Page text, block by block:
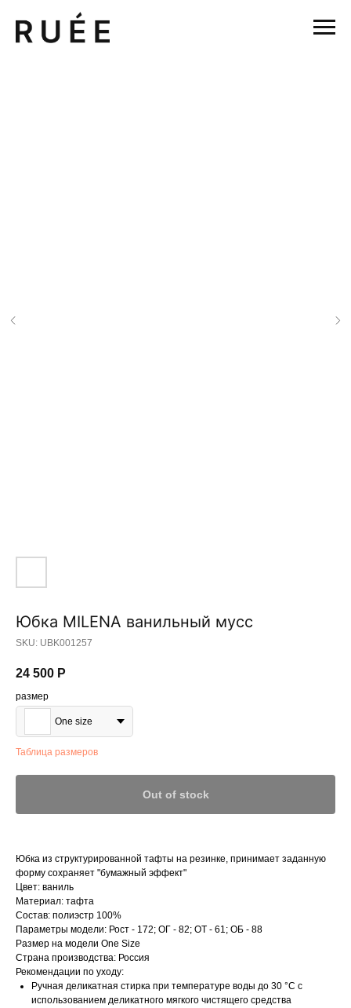
Юбка MILENA ванильный мусс
SKU: UBK001257
24 500 Р
размер
One size
Таблица размеров
Out of stock
Юбка из структурированной тафты на резинке, принимает заданную
форму сохраняет "бумажный эффект"
Цвет: ваниль
Материал: тафта
Состав: полиэстр 100%
Параметры модели: Рост - 172; ОГ - 82; ОТ - 61; ОБ - 88
Размер на модели One Size
Страна производства: Россия
Рекомендации по уходу:
Ручная деликатная стирка при температуре воды до 30 °C с
использованием деликатного мягкого чистящего средства